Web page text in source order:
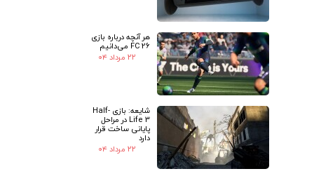
هر آنچه درباره بازی
FC 26 می‌دانیم
۲۲ مرداد ۰۴
شایعه: بازی Half-
Life 3 در مراحل
پایانی ساخت قرار
دارد
۲۲ مرداد ۰۴